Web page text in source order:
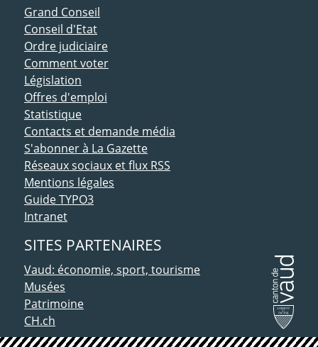
ACCÈS DIRECT
Grand Conseil
Conseil d'Etat
Ordre judiciaire
Comment voter
Législation
Offres d'emploi
Statistique
Contacts et demande média
S'abonner à La Gazette
Réseaux sociaux et flux RSS
Mentions légales
Guide TYPO3
Intranet
SITES PARTENAIRES
Vaud: économie, sport, tourisme
Musées
Patrimoine
CH.ch